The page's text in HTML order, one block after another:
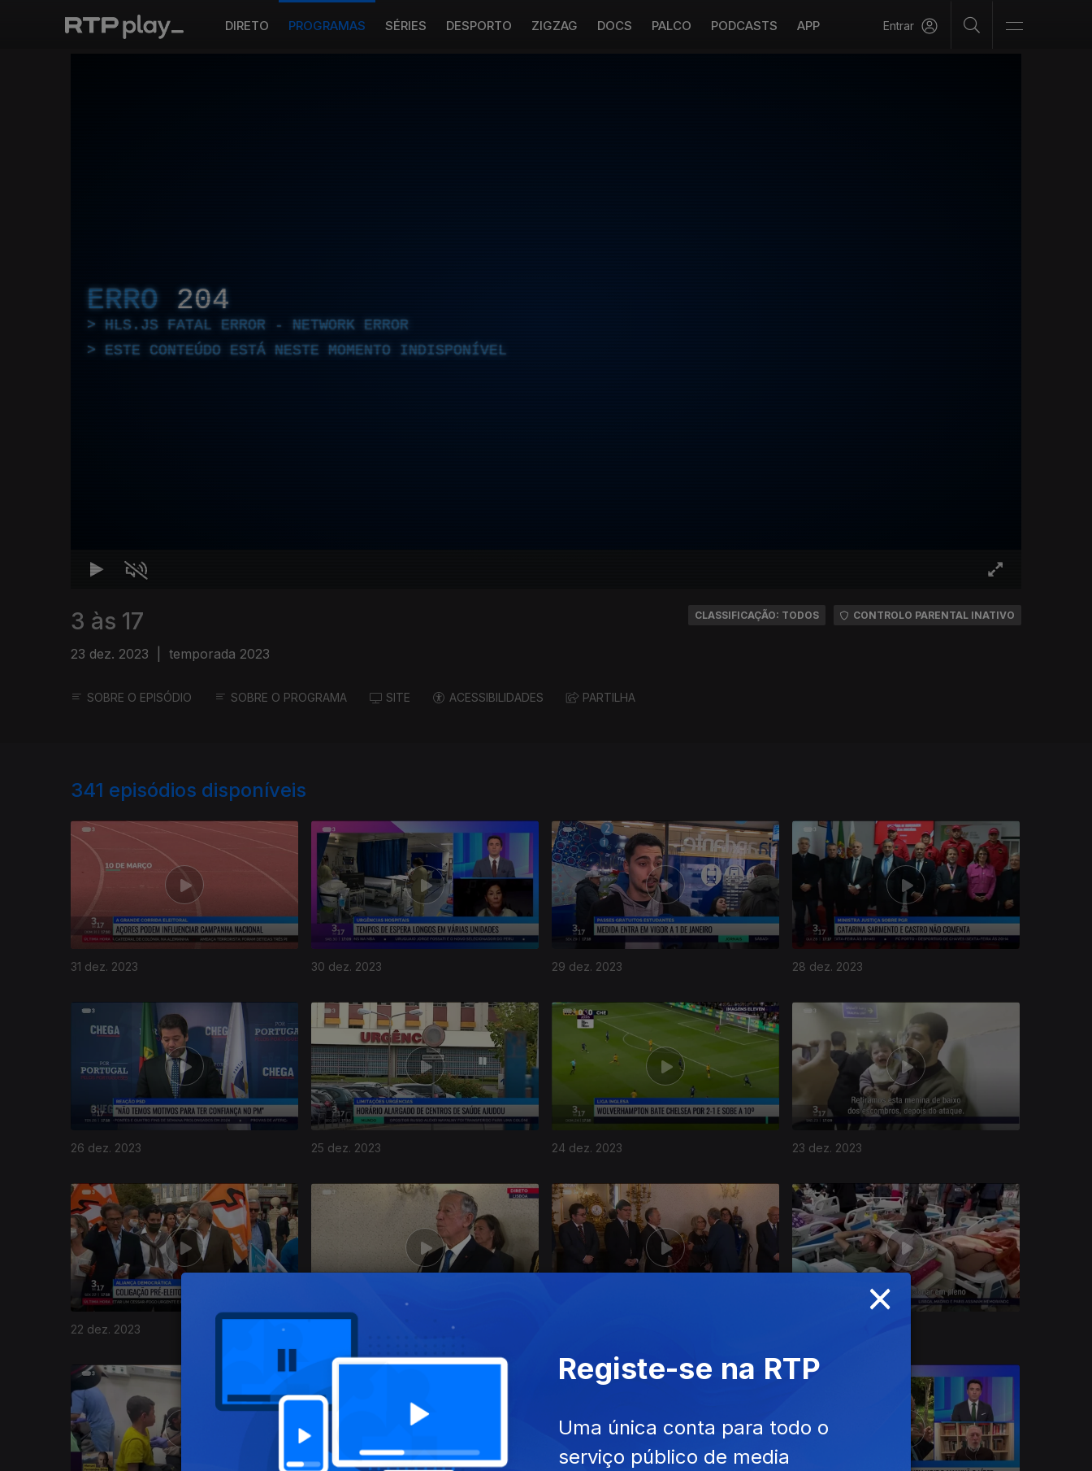
DIRETO PROGRAMAS SÉRIES DESPORTO ZIGZAG DOCS PALCO PODCASTS APP Entrar
ERRO 204
HLS.JS FATAL ERROR - NETWORK ERROR
ESTE CONTEÚDO ESTÁ NESTE MOMENTO INDISPONÍVEL
3 às 17
23 dez. 2023 temporada 2023
CLASSIFICAÇÃO: TODOS CONTROLO PARENTAL INATIVO
SOBRE O EPISÓDIO SOBRE O PROGRAMA SITE ACESSIBILIDADES PARTILHA
341 episódios disponíveis
31 dez. 2023 30 dez. 2023 29 dez. 2023 28 dez. 2023
26 dez. 2023 25 dez. 2023 24 dez. 2023 23 dez. 2023
22 dez. 2023
736140
×
Registe-se na RTP
Uma única conta para todo o
serviço público de media